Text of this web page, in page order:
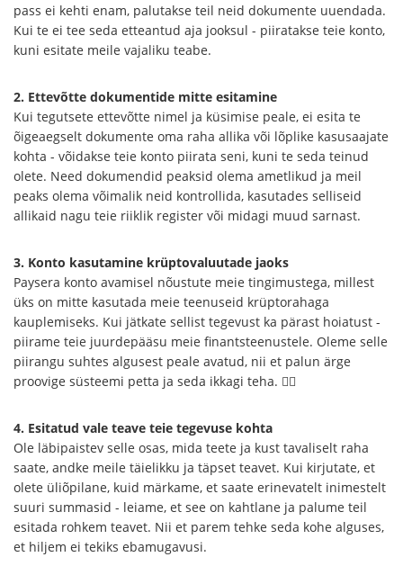
pass ei kehti enam, palutakse teil neid dokumente uuendada.
Kui te ei tee seda etteantud aja jooksul - piiratakse teie konto,
kuni esitate meile vajaliku teabe.
2. Ettevõtte dokumentide mitte esitamine
Kui tegutsete ettevõtte nimel ja küsimise peale, ei esita te
õigeaegselt dokumente oma raha allika või lõplike kasusaajate
kohta - võidakse teie konto piirata seni, kuni te seda teinud
olete. Need dokumendid peaksid olema ametlikud ja meil
peaks olema võimalik neid kontrollida, kasutades selliseid
allikaid nagu teie riiklik register või midagi muud sarnast.
3. Konto kasutamine krüptovaluutade jaoks
Paysera konto avamisel nõustute meie tingimustega, millest
üks on mitte kasutada meie teenuseid krüptorahaga
kauplemiseks. Kui jätkate sellist tegevust ka pärast hoiatust -
piirame teie juurdepääsu meie finantsteenustele. Oleme selle
piirangu suhtes algusest peale avatud, nii et palun ärge
proovige süsteemi petta ja seda ikkagi teha. 🕵️‍♀️
4. Esitatud vale teave teie tegevuse kohta
Ole läbipaistev selle osas, mida teete ja kust tavaliselt raha
saate, andke meile täielikku ja täpset teavet. Kui kirjutate, et
olete üliõpilane, kuid märkame, et saate erinevatelt inimestelt
suuri summasid - leiame, et see on kahtlane ja palume teil
esitada rohkem teavet. Nii et parem tehke seda kohe alguses,
et hiljem ei tekiks ebamugavusi.